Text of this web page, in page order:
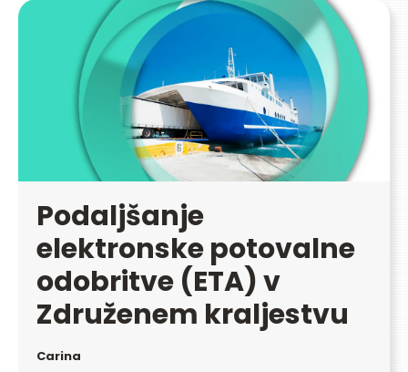
Podaljšanje
elektronske potovalne
odobritve (ETA) v
Združenem kraljestvu
Carina